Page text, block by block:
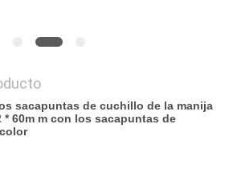
sacapuntas de cuchillo de la manija
* 60m m con los sacapuntas de